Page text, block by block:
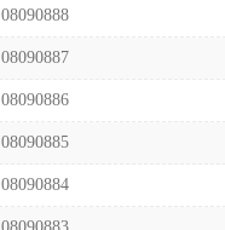
08090888
08090887
08090886
08090885
08090884